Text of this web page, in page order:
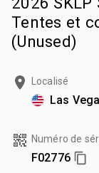
Tentes et
(Unused)
Localisé
Las
Numéro de
F02776